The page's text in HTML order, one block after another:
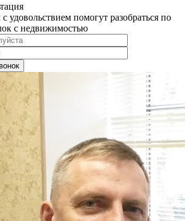
удовольствием помогут разобраться по
с недвижимостью